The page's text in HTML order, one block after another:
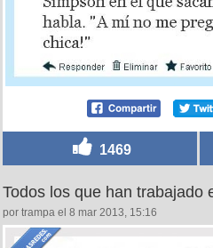
1469
Todos los que han trabajado
por trampa el 8 mar 2013, 15:16